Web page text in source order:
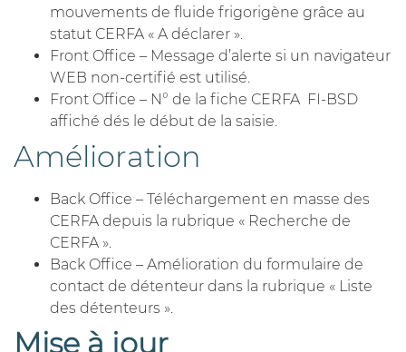
mouvements de fluide frigorigène grâce au
statut CERFA « A déclarer ».
Front Office – Message d’alerte si un navigateur
WEB non-certifié est utilisé.
Front Office – N° de la fiche CERFA FI-BSD
affiché dés le début de la saisie.
Amélioration
Back Office – Téléchargement en masse des
CERFA depuis la rubrique « Recherche de
CERFA ».
Back Office – Amélioration du formulaire de
contact de détenteur dans la rubrique « Liste
des détenteurs ».
Mise à jour